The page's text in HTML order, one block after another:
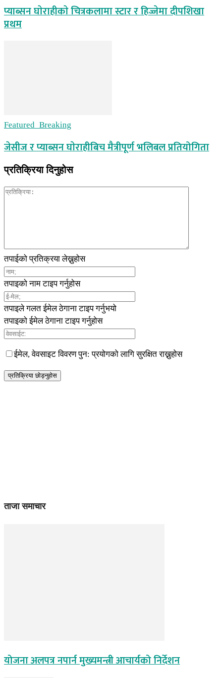
प्याब्सन घाेराहीकाे चित्रकलामा स्टार र हिज्जेमा दीपशिखा
प्रथम
Featured_Breaking
जेसीज र प्याब्सन घाेराहीबिच मैत्रीपूर्ण भलिबल प्रतियोगिता
प्रतिक्रिया दिनुहोस
तपाईको प्रतिक्रया लेख्नुहोस
तपाइको नाम टाइप गर्नुहोस
तपाइले गलत ईमेल ठेगाना टाइप गर्नुभयो
तपाइको ईमेल ठेगाना टाइप गर्नुहोस
ईमेल, वेवसाइट विवरण पुन: प्रयोगको लागि सुरक्षित राख्नुहोस
ताजा समाचार
योजना अलपत्र नपार्न मुख्यमन्त्री आचार्यको निर्देशन